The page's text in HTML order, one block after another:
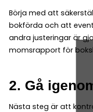
Börja med att
bokförda och att
andra justeringar är
momsrapport för
2. Gå
Nästa steg är att